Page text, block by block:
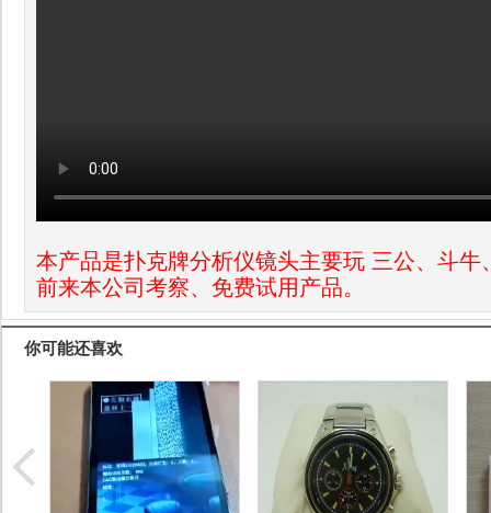
本产品是扑克牌分析仪镜头主要玩 三公、斗
前来本公司考察、免费试用产品。
你可能还喜欢